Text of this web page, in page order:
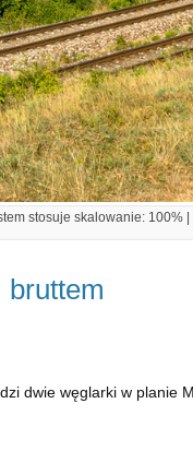
stosuje skalowanie: 100%
bruttem
dwie węglarki w planie